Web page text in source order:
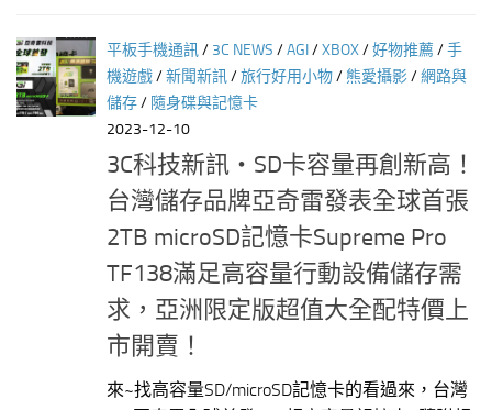
平板手機通訊/ 3C NEWS /AGI/XBOX/好物推薦/手
機遊戲/新聞新訊/旅行好用小物/ 熊愛攝影/網路與
儲存/ 隨身碟與記憶卡
2023-12-10
3C科技新訊‧SD卡容量再創新高！
台灣儲存品牌亞奇雷發表全球首張
2TB microSD記憶卡Supreme Pro
TF138滿足高容量行動設備儲存需
求，亞洲限定版超值大全配特價上
市開賣！
來~找高容量SD/microSD記憶卡的看過來，台灣